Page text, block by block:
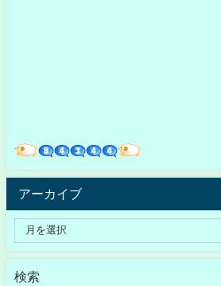
アーカイブ
検索